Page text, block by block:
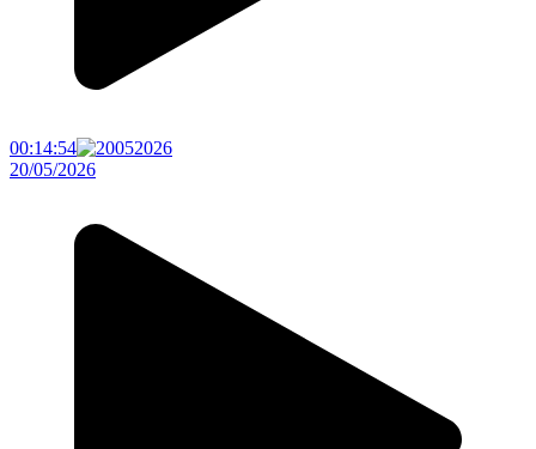
00:14:54
20/05/2026